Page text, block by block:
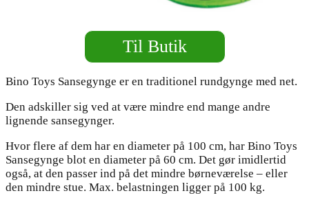
Til Butik
Bino Toys Sansegynge er en traditionel rundgynge med net.
Den adskiller sig ved at være mindre end mange andre
lignende sansegynger.
Hvor flere af dem har en diameter på 100 cm, har Bino Toys
Sansegynge blot en diameter på 60 cm. Det gør imidlertid
også, at den passer ind på det mindre børneværelse – eller
den mindre stue. Max. belastningen ligger på 100 kg.